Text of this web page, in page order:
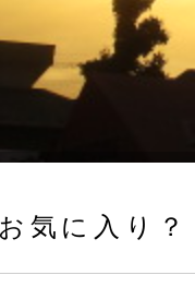
お気に入り？